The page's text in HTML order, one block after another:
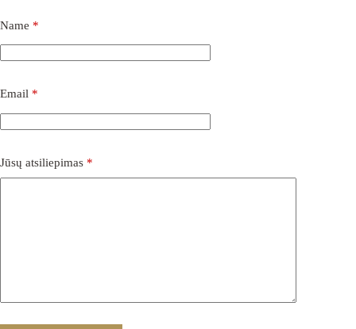
Name *
Email *
Jūsų atsiliepimas *